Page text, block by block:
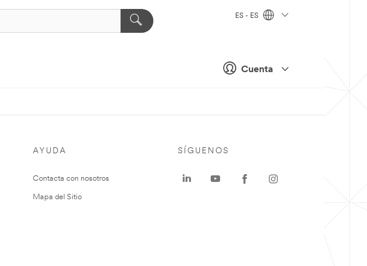
Cuenta
ES - ES
AYUDA
Contacta con nosotros
Mapa del Sitio
SÍGUENOS